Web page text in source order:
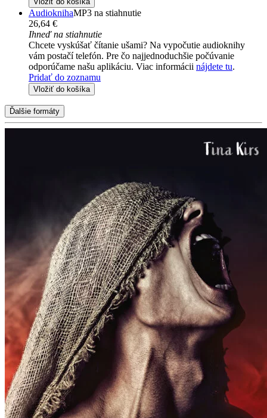
AudioknihaMP3 na stiahnutie
26,64 €
Ihneď na stiahnutie
Chcete vyskúšať čítanie ušami? Na vypočutie audioknihy
vám postačí telefón. Pre čo najjednoduchšie počúvanie
odporúčame našu aplikáciu. Viac informácii nájdete tu.
Pridať do zoznamu
Vložiť do košíka
Ďalšie formáty